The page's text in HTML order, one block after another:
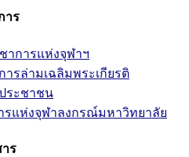
าร
าการแห่งจุฬาฯ
รล่ามเฉลิมพระเกียรติ
ระชาชน
รแห่งจุฬาลงกรณ์มหาวิทยาลัย
ร